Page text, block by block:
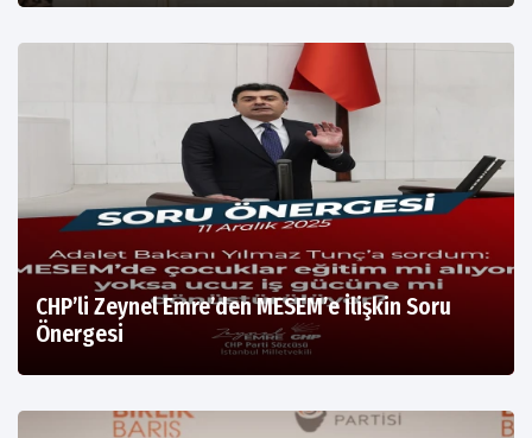
CHP’li Zeynel Emre’den MESEM’e İlişkin Soru
Önergesi